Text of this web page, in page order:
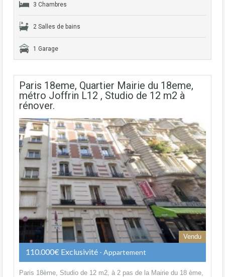
3 Chambres
2 Salles de bains
1 Garage
Paris 18eme, Quartier Mairie du 18eme,
métro Joffrin L12 , Studio de 12 m2 à
rénover.
Vendu
110.000€ Exclusivité - Appartement
Paris 18ème, Studio de 12 m2, à 2 pas de la Mairie du 18 ème,